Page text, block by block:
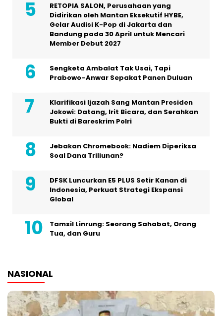
RETOPIA SALON, Perusahaan yang
Didirikan oleh Mantan Eksekutif HYBE,
Gelar Audisi K-Pop di Jakarta dan
Bandung pada 30 April untuk Mencari
Member Debut 2027
Sengketa Ambalat Tak Usai, Tapi
Prabowo–Anwar Sepakat Panen Duluan
Klarifikasi Ijazah Sang Mantan Presiden
Jokowi: Datang, Irit Bicara, dan Serahkan
Bukti di Bareskrim Polri
Jebakan Chromebook: Nadiem Diperiksa
Soal Dana Triliunan?
DFSK Luncurkan E5 PLUS Setir Kanan di
Indonesia, Perkuat Strategi Ekspansi
Global
Tamsil Linrung: Seorang Sahabat, Orang
Tua, dan Guru
NASIONAL